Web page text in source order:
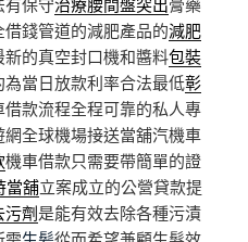
錢管道的減肥產品的減肥
的真空封口機和醬料包裝
當日放款利率合法最低彰
款流程全程可靠的私人專
網全球機場接送當舖汽機車
機車借款只需要帶簡單的證
當舖立案成立的公營貸款提
污劑是能有效去除各種污漬